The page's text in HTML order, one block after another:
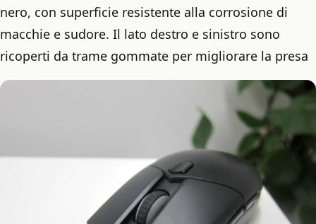
nero, con superficie resistente alla corrosione di
macchie e sudore. Il lato destro e sinistro sono
ricoperti da trame gommate per migliorare la presa